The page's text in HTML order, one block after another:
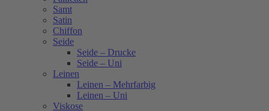
Samt
Satin
Chiffon
Seide
Seide – Drucke
Seide – Uni
Leinen
Leinen – Mehrfarbig
Leinen – Uni
Viskose